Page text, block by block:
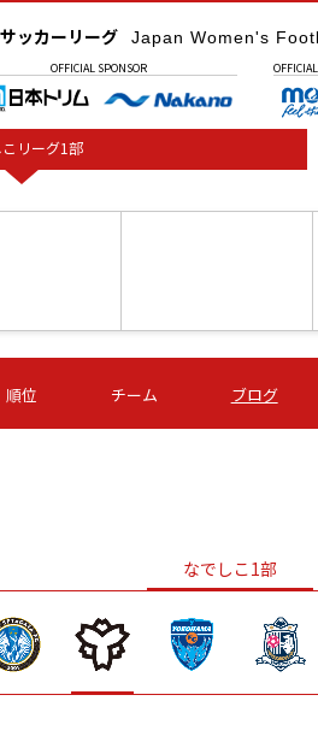
ッカーリーグ Japan Women's
OFFICIAL SPONSOR OFFICIAL
リーグ1部
09/05 (土) 15:00
石人の星
-
第16節 09/05 (土) 16:00
ＡＧＦ
-
順位 チーム ブログ
なでしこ1部